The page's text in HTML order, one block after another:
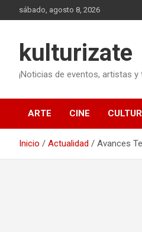
al
sábado, agosto 8, 2026
kulturizate
¡Noticias de eventos, artistas
ARTE CINE
Inicio Actualidad Avances